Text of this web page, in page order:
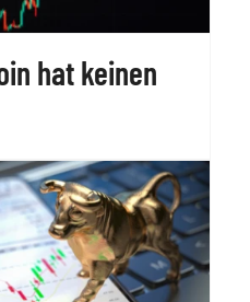
hat keinen